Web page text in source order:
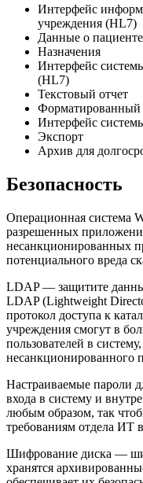
Интерфейс
учреждения (HL7)
Данные о пациенте
Назначения
Интерфейс
(HL7)
Текстовый отчет
Форматированный
Интерфейс
Экспорт
Архив для
Безопасность
Операционная система
разрешенных
несанкционированных
потенциального вреда
LDAP — защитите
LDAP (Lightweight
протокол доступа к
учреждения смогут в
пользователей в
несанкционированного
Настраиваемые пароли
входа в систему и
любым образом, так
требованиям отдела ИТ
Шифрование диска —
хранятся